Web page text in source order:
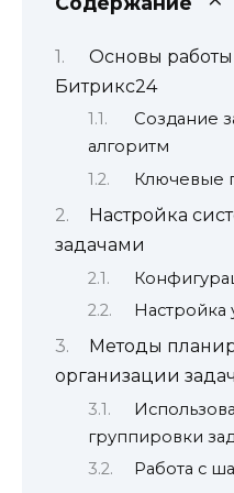
Основы
Битрикс24
Создание
алгоритм
Ключевые
Настройка
задачами
Настройка
Методы
организации задач
группировки
Работа с